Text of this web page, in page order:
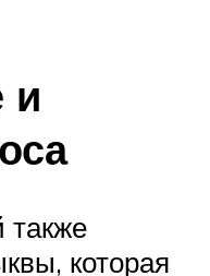
и
также
которая